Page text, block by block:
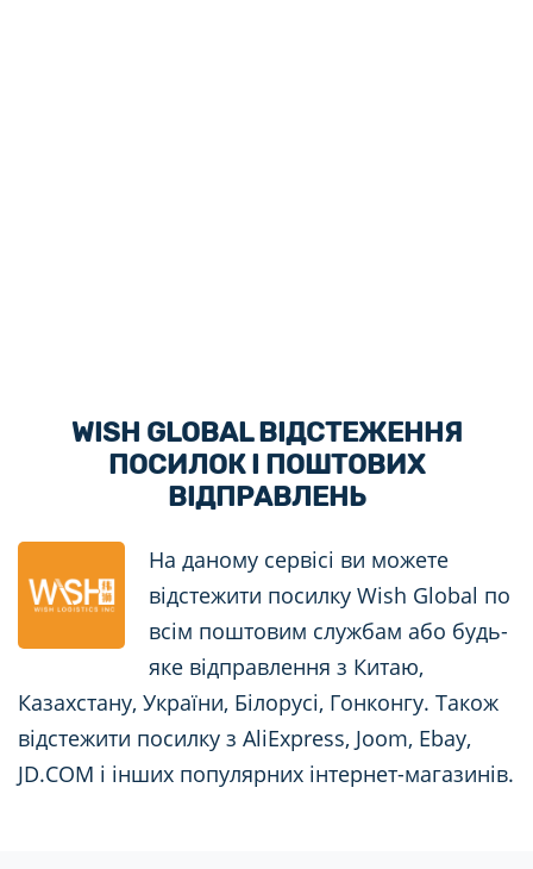
WISH GLOBAL ВІДСТЕЖЕННЯ
ПОСИЛОК І ПОШТОВИХ
ВІДПРАВЛЕНЬ
На даному сервісі ви можете
відстежити посилку Wish Global по
всім поштовим службам або будь-
яке відправлення з Китаю,
Казахстану, України, Білорусі, Гонконгу. Також
відстежити посилку з AliExpress, Joom, Ebay,
JD.COM і інших популярних інтернет-магазинів.